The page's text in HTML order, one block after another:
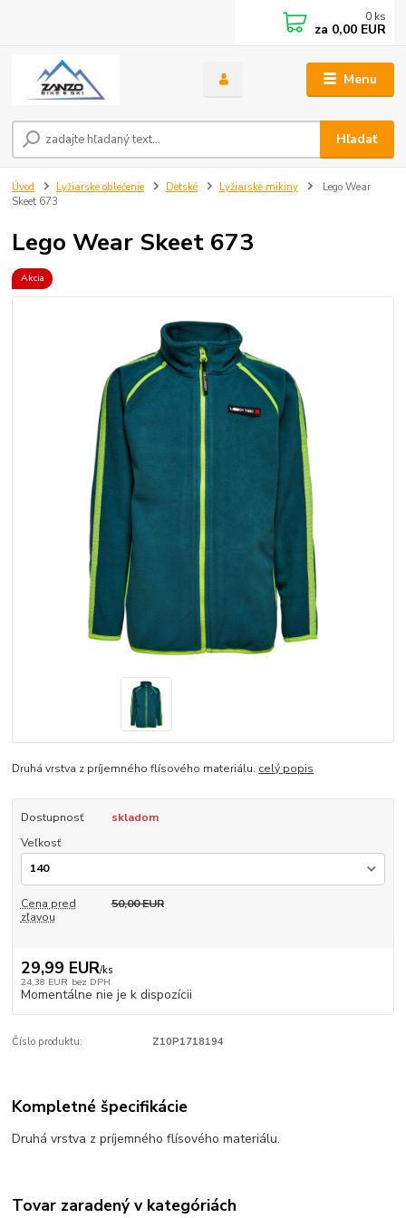
Menu
Hľadať
0 ks
za 0,00 EUR
Úvod Lyžiarske oblečenie Detské Lyžiarske mikiny
Lego Wear
Skeet 673
Lego Wear Skeet 673
Akcia
Druhá vrstva z príjemného flísového materiálu. celý popis
Dostupnosť
skladom
Veľkosť
Cena pred
zľavou
50,00 EUR
29,99 EUR/ks
24,38 EUR bez DPH
Momentálne nie je k dispozícii
Číslo produktu: Z10P1718194
Kompletné špecifikácie
Druhá vrstva z príjemného flísového materiálu.
Tovar zaradený v kategóriách